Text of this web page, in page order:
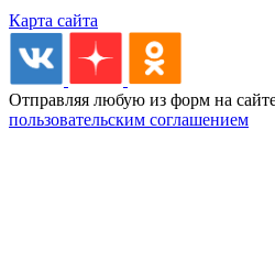
Карта сайта
Отправляя любую из форм на
пользовательским соглашением